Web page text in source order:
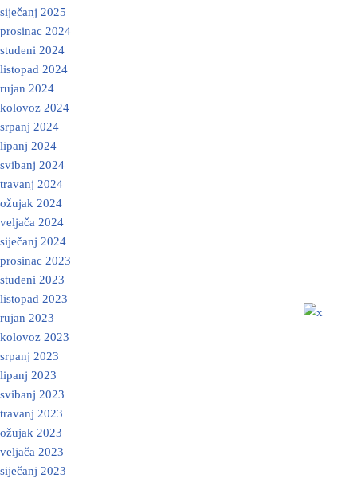
siječanj 2025
prosinac 2024
studeni 2024
listopad 2024
rujan 2024
kolovoz 2024
srpanj 2024
lipanj 2024
svibanj 2024
travanj 2024
ožujak 2024
veljača 2024
siječanj 2024
prosinac 2023
studeni 2023
listopad 2023
rujan 2023
kolovoz 2023
srpanj 2023
lipanj 2023
svibanj 2023
travanj 2023
ožujak 2023
veljača 2023
siječanj 2023